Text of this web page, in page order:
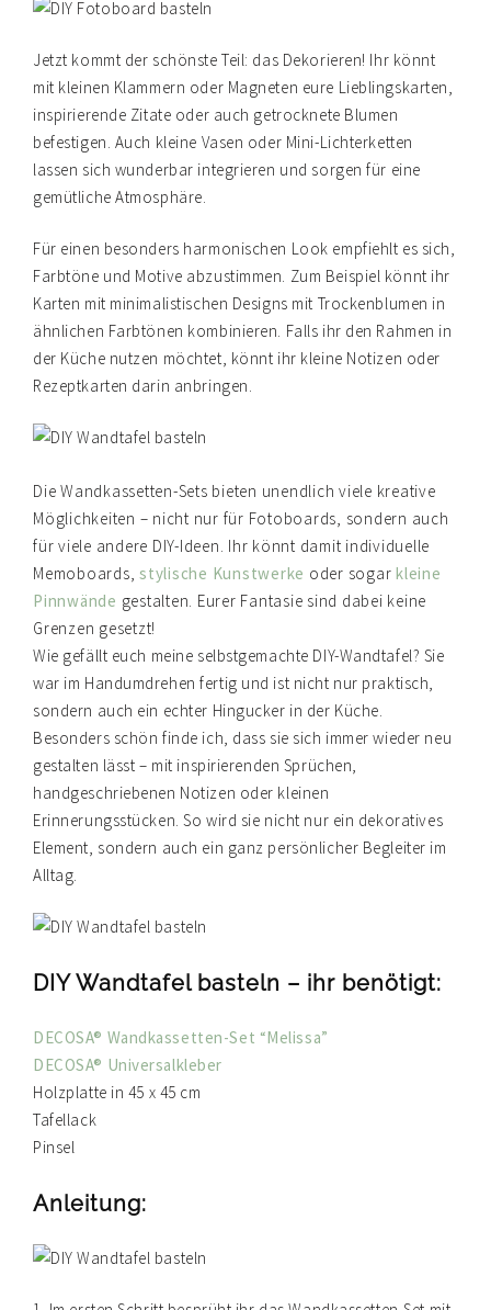
Jetzt kommt der schönste Teil: das Dekorieren! Ihr könnt
mit kleinen Klammern oder Magneten eure Lieblingskarten,
inspirierende Zitate oder auch getrocknete Blumen
befestigen. Auch kleine Vasen oder Mini-Lichterketten
lassen sich wunderbar integrieren und sorgen für eine
gemütliche Atmosphäre.
Für einen besonders harmonischen Look empfiehlt es sich,
Farbtöne und Motive abzustimmen. Zum Beispiel könnt ihr
Karten mit minimalistischen Designs mit Trockenblumen in
ähnlichen Farbtönen kombinieren. Falls ihr den Rahmen in
der Küche nutzen möchtet, könnt ihr kleine Notizen oder
Rezeptkarten darin anbringen.
Die Wandkassetten-Sets bieten unendlich viele kreative
Möglichkeiten – nicht nur für Fotoboards, sondern auch
für viele andere DIY-Ideen. Ihr könnt damit individuelle
Memoboards, stylische Kunstwerke oder sogar kleine
Pinnwände gestalten. Eurer Fantasie sind dabei keine
Grenzen gesetzt!
Wie gefällt euch meine selbstgemachte DIY-Wandtafel? Sie
war im Handumdrehen fertig und ist nicht nur praktisch,
sondern auch ein echter Hingucker in der Küche.
Besonders schön finde ich, dass sie sich immer wieder neu
gestalten lässt – mit inspirierenden Sprüchen,
handgeschriebenen Notizen oder kleinen
Erinnerungsstücken. So wird sie nicht nur ein dekoratives
Element, sondern auch ein ganz persönlicher Begleiter im
Alltag.
DIY Wandtafel basteln – ihr benötigt:
DECOSA® Wandkassetten-Set “Melissa”
DECOSA® Universalkleber
Holzplatte in 45 x 45 cm
Tafellack
Pinsel
Anleitung: